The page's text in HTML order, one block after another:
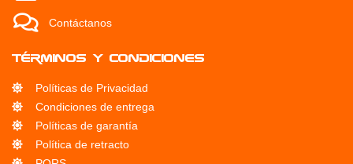
Contáctanos
Términos y condiciones
Políticas de Privacidad
Condiciones de entrega
Políticas de garantía
Política de retracto